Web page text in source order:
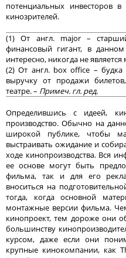
потенциальных инвесторов
кинозрителей.
(1) От англ. major –
финансовый гигант, в
интересно, никогда не
(2) От англ. box office –
выручку от продажи
театре. – Примеч. гл. ред.
Определившись с идеей,
производство. Обычно на
широкой публике, чтобы
выстраивать ожидание и
ходе кинопроизводства. Вся
ее основе могут быть
фильма, так и для его
вноситься на
тогда, когда основной
монтажные версии фильма.
кинопроект, тем дороже они
большинству
курсом, даже если они
крупные кинокомпании, как